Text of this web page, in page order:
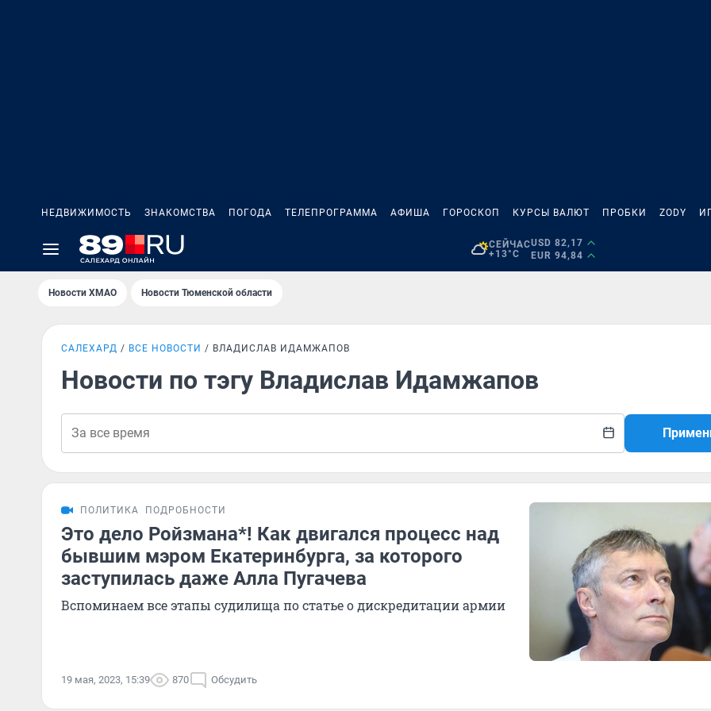
НЕДВИЖИМОСТЬ ЗНАКОМСТВА ПОГОДА ТЕЛЕПРОГРАММА АФИША ГОРОСКОП КУРСЫ ВАЛЮТ ПРОБКИ ZODY
СЕЙЧАС
+13°C
USD 82,17
EUR 94,84
Новости ХМАО Новости Тюменской области
САЛЕХАРД ВСЕ НОВОСТИ ВЛАДИСЛАВ ИДАМЖАПОВ
Новости по тэгу Владислав Идамжапов
ПОЛИТИКА ПОДРОБНОСТИ
Это дело Ройзмана*! Как двигался процесс над
бывшим мэром Екатеринбурга, за которого
заступилась даже Алла Пугачева
Вспоминаем все этапы судилища по статье о дискредитации армии
19 мая, 2023, 15:39 870 Обсудить